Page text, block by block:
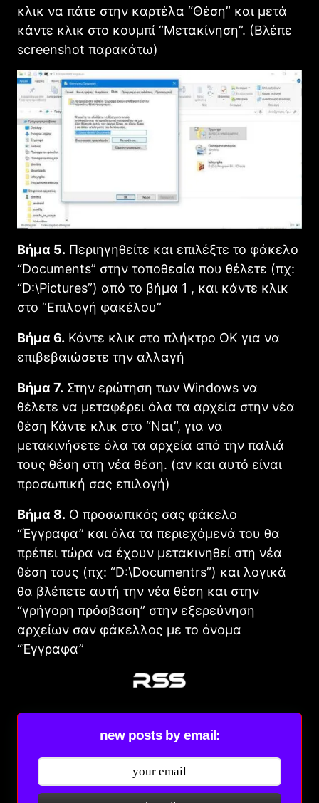
κλικ να πάτε στην καρτέλα “Θέση” και μετά
κάντε κλικ στο κουμπί “Μετακίνηση”. (Βλέπε
screenshot παρακάτω)
Βήμα 5. Περιηγηθείτε και επιλέξτε το φάκελο
“Documents” στην τοποθεσία που θέλετε (πχ:
“D:\Pictures”) από το βήμα 1 , και κάντε κλικ
στο “Επιλογή φακέλου”
Βήμα 6. Κάντε κλικ στο πλήκτρο OK για να
επιβεβαιώσετε την αλλαγή
Βήμα 7. Στην ερώτηση των Windows να
θέλετε να μεταφέρει όλα τα αρχεία στην νέα
θέση Κάντε κλικ στο “Ναι”, για να
μετακινήσετε όλα τα αρχεία από την παλιά
τους θέση στη νέα θέση. (αν και αυτό είναι
προσωπική σας επιλογή)
Βήμα 8. Ο προσωπικός σας φάκελο
“Έγγραφα” και όλα τα περιεχόμενά του θα
πρέπει τώρα να έχουν μετακινηθεί στη νέα
θέση τους (πχ: “D:\Documentrs”) και λογικά
θα βλέπετε αυτή την νέα θέση και στην
“γρήγορη πρόσβαση” στην εξερεύνηση
αρχείων σαν φάκελλος με το όνομα
“Έγγραφα”
new posts by email: